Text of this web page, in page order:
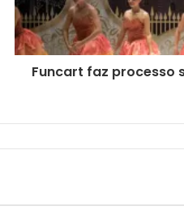
Funcart faz processo